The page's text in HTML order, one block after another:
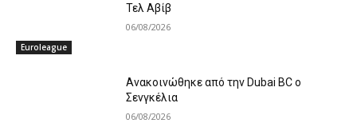
Euroleague
Τελ Αβίβ
06/08/2026
Ανακοινώθηκε από την Dubai BC ο
Σενγκέλια
06/08/2026